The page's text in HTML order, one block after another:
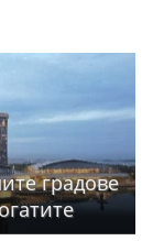
градове